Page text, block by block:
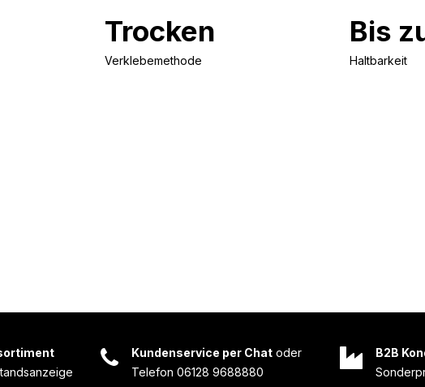
Trocken
Verklebemethode
Bis
Haltbarkeit
Kundenservice per Chat oder
Telefon 06128 9688880
B2B